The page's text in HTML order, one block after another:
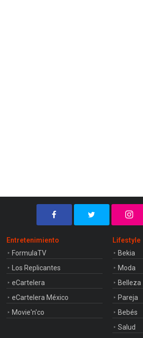
Entretenimiento
FormulaTV
Los Replicantes
eCartelera
eCartelera México
Movie'n'co
Lifestyle
Bekia
Moda
Belleza
Pareja
Bebés
Salud